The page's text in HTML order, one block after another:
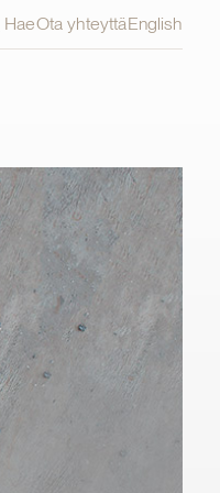
HaeOta yhteyttäEnglish